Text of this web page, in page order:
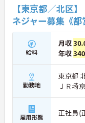
【東京都／北区
ネジャー募集《都
給料
月収
年収
勤務地
東京都
ＪＲ埼
雇用形態 正社員(